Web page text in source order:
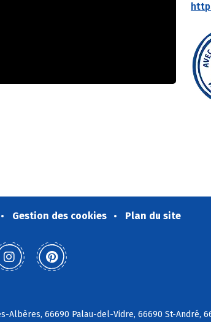
Gestion des cookies Plan du site
66690 Palau-del-Vidre, 66690 St-André,